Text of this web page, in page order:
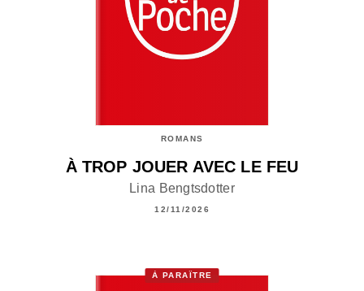
ROMANS
À TROP JOUER AVEC LE FEU
Lina Bengtsdotter
12/11/2026
À PARAÎTRE